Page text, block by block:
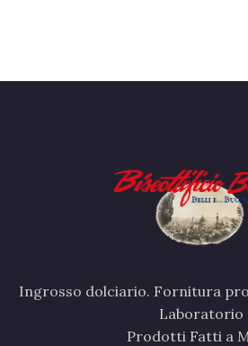
Ingrosso dolciario. Fornitura
Laboratorio
Prodotti Fatti a